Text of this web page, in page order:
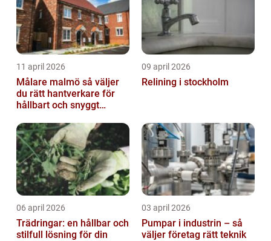
11 april 2026
Målare malmö så väljer
du rätt hantverkare för
hållbart och snyggt
09 april 2026
Relining i stockholm
06 april 2026
Trädringar: en hållbar och
stilfull lösning för din
03 april 2026
Pumpar i industrin – så
väljer företag rätt teknik